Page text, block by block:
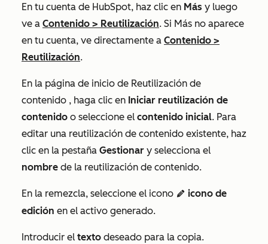
En tu cuenta de HubSpot, haz clic en Más y luego
ve a Contenido > Reutilización. Si Más no aparece
en tu cuenta, ve directamente a Contenido >
Reutilización.
En la página de inicio de Reutilización de
contenido , haga clic en Iniciar reutilización de
contenido o seleccione el contenido inicial. Para
editar una reutilización de contenido existente, haz
clic en la pestaña Gestionar y selecciona el
nombre de la reutilización de contenido.
En la remezcla, seleccione el icono editIcon icono de
edición en el activo generado.
Introducir el texto deseado para la copia.